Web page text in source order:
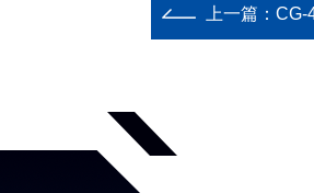
上一篇： CG-